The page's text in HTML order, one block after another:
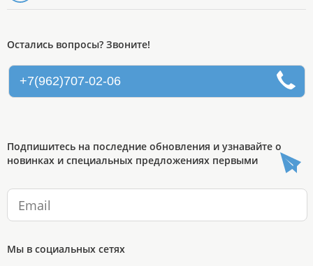
Остались вопросы? Звоните!
+7(962)707-02-06
Подпишитесь на последние обновления и узнавайте о
новинках и специальных предложениях первыми
Мы в социальных сетях